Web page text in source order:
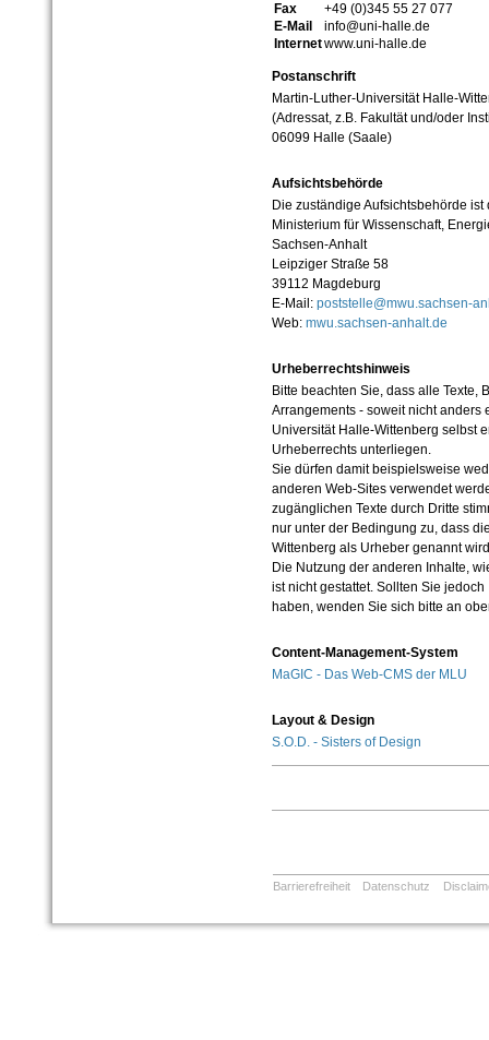
Fax
+49 (0)345 55 27 077
E-Mail
info@uni-halle.de
Internetwww.uni-halle.de
Postanschrift
Martin-Luther-Universität Halle-
(Adressat, z.B. Fakultät und/oder
06099 Halle (Saale)
Aufsichtsbehörde
Die zuständige Aufsichtsbehörde ist
Ministerium für Wissenschaft,
Sachsen-Anhalt
Leipziger Straße 58
39112 Magdeburg
E-Mail: poststelle@mwu.sachsen-
Web: mwu.sachsen-anhalt.de
Urheberrechtshinweis
Bitte beachten Sie, dass alle Texte,
Arrangements - soweit nicht anders
Universität Halle-Wittenberg selbst
Urheberrechts unterliegen.
Sie dürfen damit beispielsweise
anderen Web-Sites verwendet
zugänglichen Texte durch Dritte
nur unter der Bedingung zu, dass
Wittenberg als Urheber genannt
Die Nutzung der anderen Inhalte,
ist nicht gestattet. Sollten Sie
haben, wenden Sie sich bitte an
Content-Management-System
MaGIC - Das Web-CMS der MLU
Layout & Design
S.O.D. - Sisters of Design
Barrierefreiheit Datenschutz